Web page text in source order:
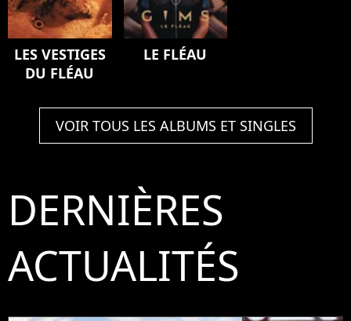
LES VESTIGES
DU FLÉAU
LE FLÉAU
VOIR TOUS LES ALBUMS ET SINGLES
DERNIÈRES
ACTUALITÉS